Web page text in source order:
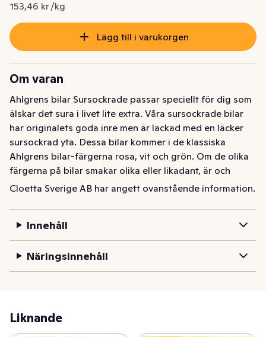
153,46 kr /kg
Lägg till i varukorgen
Om varan
Ahlgrens bilar Sursockrade passar speciellt för dig som
älskar det sura i livet lite extra. Våra sursockrade bilar
har originalets goda inre men är lackad med en läcker
sursockrad yta. Dessa bilar kommer i de klassiska
Ahlgrens bilar-färgerna rosa, vit och grön. Om de olika
färgerna på bilar smakar olika eller likadant, är och
förblir en hemlighet. Resultatet är en sur skumbil som
Cloetta Sverige AB har angett ovanstående information.
Innehåll
Näringsinnehåll
Liknande